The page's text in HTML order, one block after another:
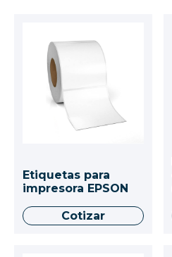
Etiquetas para
impresora EPSON
Cotizar